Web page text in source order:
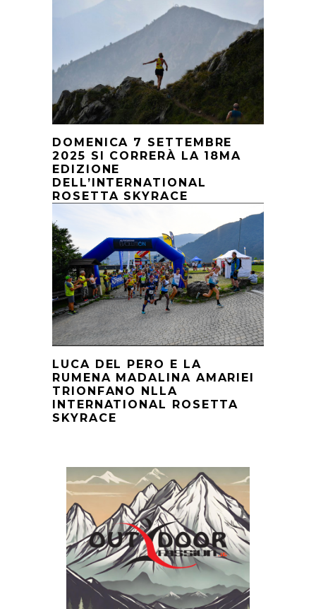
DOMENICA 7 SETTEMBRE
2025 SI CORRERÀ LA 18MA
EDIZIONE
DELL’INTERNATIONAL
ROSETTA SKYRACE
LUCA DEL PERO E LA
RUMENA MADALINA AMARIEI
TRIONFANO NLLA
INTERNATIONAL ROSETTA
SKYRACE